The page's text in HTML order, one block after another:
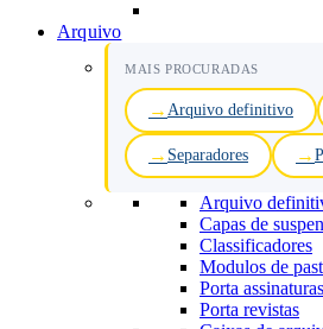
Arquivo
MAIS PROCURADAS
Arquivo definitivo
Separadores
Arquivo
Capas de
Classificadores
Modulos de
Porta
Porta revistas